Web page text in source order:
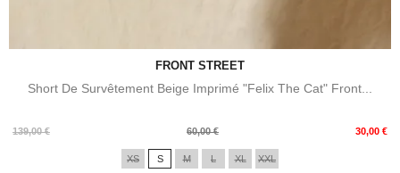
FRONT STREET
Short De Survêtement Beige Imprimé "Felix The Cat" Front...
139,00 €
Prix
60,00 € 30,00 €
Prix
XS S M L XL XXL